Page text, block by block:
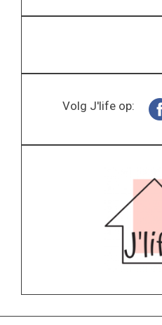
Volg J'life op: